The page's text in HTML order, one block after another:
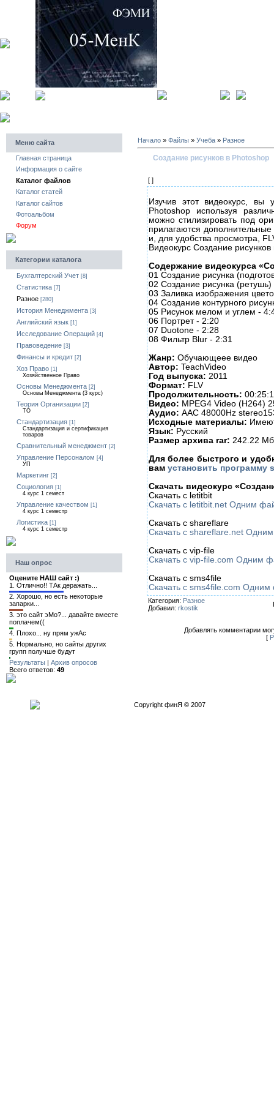
Меню сайта
Главная страница
Информация о сайте
Каталог файлов
Каталог статей
Каталог сайтов
Фотоальбом
Форум
Категории каталога
Бухгалтерский Учет [8]
Статистика [7]
Разное [280]
История Менеджмента [3]
Английский язык [1]
Исследование Операций [4]
Правоведение [3]
Финансы и кредит [2]
Хоз Право [1]
Хозяйственное Право
Основы Менеджмента [2]
Основы Менеджмента (3 курс)
Теория Организации [2]
ТО
Стандартизация [1]
Стандартизация и сертификация
товаров
Сравнительный менеджмент [2]
Управление Персоналом [4]
УП
Маркетинг [2]
Социология [1]
4 курс 1 семест
Управление качеством [1]
4 курс 1 семестр
Логистика [1]
4 курс 1 семестр
Наш опрос
Оцените НАШ сайт :)
1. Отлично!! ТАк деражать...
2. Хорошо, но есть некоторые
запарки...
3. это сайт эМо?... давайте вместе
поплачем((
4. Плохо... ну прям ужАс
5. Нормально, но сайты других
групп получше будут
Результаты | Архив опросов
Всего ответов: 49
Начало » Файлы » Учеба » Разное
Создание рисунков в Photoshop
[ ]
Изучив этот видеокурс, вы
Photoshop используя
можно стилизировать под
прилагаются
и, для удобства просмотра,
Видеокурс Создание
Содержание видеокурса
01 Создание рисунка
02 Создание рисунка (ретушь)
03 Заливка изображения
04 Создание контурного
05 Рисунок мелом и углем -
06 Портрет - 2:20
07 Duotone - 2:28
08 Фильтр Blur - 2:31
Жанр: Обучающеее видео
Автор: TeachVideo
Год выпуска: 2011
Формат: FLV
Продолжительность:
Видео: MPEG4 Video (H264)
Аудио: AAC 48000Hz
Исходные материалы:
Язык: Русский
Размер архива rar: 242.22 Мб
Для более быстрого и
вам установить программу
Скачать видеокурс
Скачать с letitbit
Скачать с letitbit.net Одним
Скачать с shareflare
Скачать с shareflare.net
Скачать с vip-file
Скачать с vip-file.com Одним
Скачать с sms4file
Скачать с sms4file.com
Категория: Разное
Добавил: rkostik
Добавлять комментарии
[
Copyright финЯ © 2007